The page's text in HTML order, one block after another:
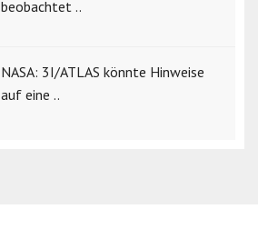
beobachtet ..
NASA: 3I/ATLAS könnte Hinweise
auf eine ..